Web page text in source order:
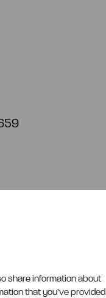
share information about
that you’ve provided